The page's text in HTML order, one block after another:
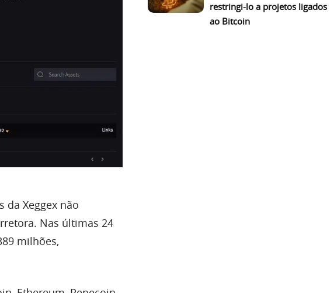
da Xeggex não
Nas últimas 24
milhões,
restringi-lo a projetos ligados
ao Bitcoin